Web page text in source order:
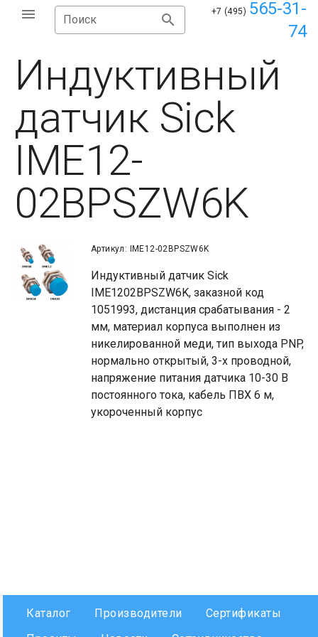
Поиск
+7 (495) 565-31-
74
Индуктивный
датчик Sick
IME12-
02BPSZW6K
Артикул: IME12-02BPSZW6K
Индуктивный датчик Sick
IME1202BPSZW6K, заказной код
1051993, дистанция срабатывания - 2
мм, материал корпуса выполнен из
никелированной меди, тип выхода PNP,
нормально открытый, 3-х проводной,
напряжение питания датчика 10-30 В
постоянного тока, кабель ПВХ 6 м,
укороченный корпус
Каталог Производители
Сертификаты